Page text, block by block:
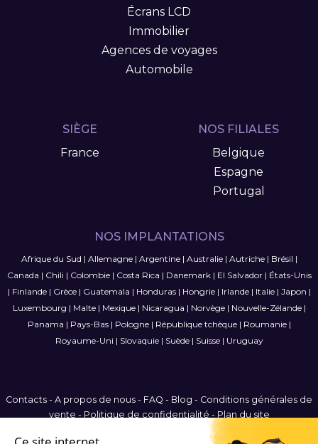
Écrans LCD
Immobilier
Agences de voyages
Automobile
SIÈGE
France
NOS FILIALES
Belgique
Espagne
Portugal
NOS IMPLANTATIONS
Afrique du Sud | Allemagne| Argentine| Australie| Autriche| Brésil |
Canada | Chili | Colombie| Costa Rica | Danemark| El Salvador| États-Unis
| Finlande| Grèce| Guatemala | Honduras| Hongrie| Irlande| Italie| Japon |
Luxembourg | Malte| Mexique| Nicaragua | Norvège| Nouvelle-Zélande|
Panama | Pays-Bas| Pologne| République tchèque| Roumanie|
Royaume-Uni | Slovaquie| Suède| Suisse| Uruguay
Contacts - A propos de nous - FAQ - Blog - Conditions générales de
vente - Politique de confidentialité - Plan du site